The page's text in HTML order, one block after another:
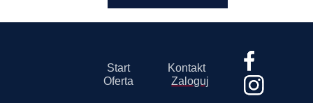
Start
Kontakt
Oferta
Zaloguj